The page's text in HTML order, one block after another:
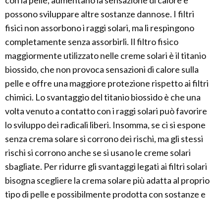
possono sviluppare altre sostanze dannose. I filtri
fisici non assorbono i raggi solari, ma li respingono
completamente senza assorbirli. Il filtro fisico
maggiormente utilizzato nelle creme solari è il titanio
biossido, che non provoca sensazioni di calore sulla
pelle e offre una maggiore protezione rispetto ai filtri
chimici. Lo svantaggio del titanio biossido è che una
volta venuto a contatto con i raggi solari può favorire
lo sviluppo dei radicali liberi. Insomma, se ci si espone
senza crema solare si corrono dei rischi, ma gli stessi
rischi si corrono anche se si usano le creme solari
sbagliate. Per ridurre gli svantaggi legati ai filtri solari
bisogna scegliere la crema solare più adatta al proprio
tipo di pelle e possibilmente prodotta con sostanze e